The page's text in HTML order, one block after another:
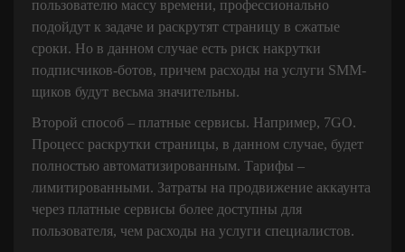
пользователю массу времени, профессионально
подойдут к задаче и раскрутят страницу в сжатые
сроки. Но в данном случае есть риск накрутки
подписчиков-ботов, причем расходы на услуги SMM-
щиков будут весьма значительны.
Второй способ – платные сервисы. Например, 7GO.
Процесс раскрутки страницы, в данном случае, будет
полностью автоматизированным. Тарифы –
лимитированными. Затраты на продвижение аккаунта
через платные сервисы более доступны для
пользователя, чем расходы на услуги специалистов.